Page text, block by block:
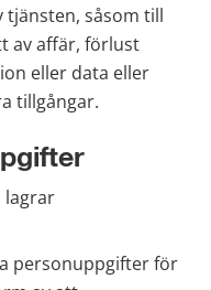
såsom till
av affär, förlust
eller data eller
tillgångar.
lagrar
personuppgifter för